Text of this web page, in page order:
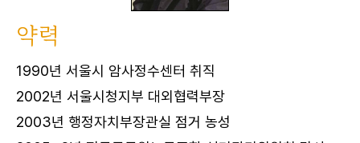
약력
1990년 서울시 암사정수센터 취직
2002년 서울시청지부 대외협력부장
2003년 행정자치부장관실 점거 농성